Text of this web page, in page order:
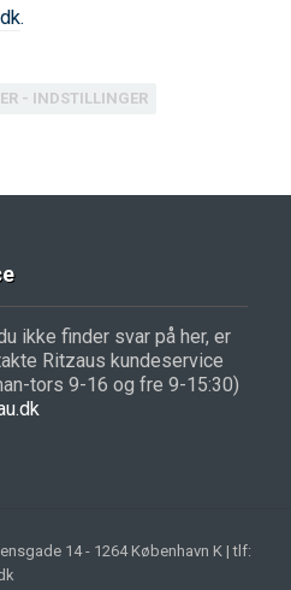
.
- INDSTILLINGER
ikke finder svar på her, er
Ritzaus kundeservice
tors 9-16 og fre 9-15:30)
14 - 1264 København K | tlf: